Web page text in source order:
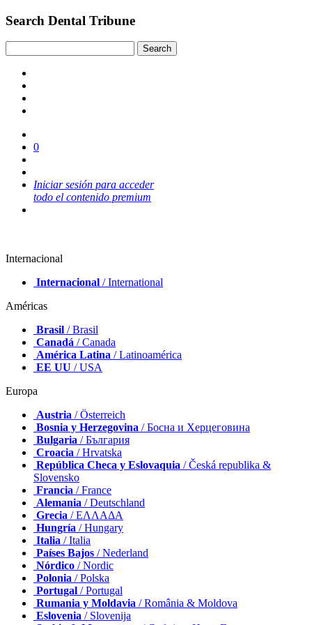
Search Dental Tribune
0
Iniciar sesión para acceder
todo el contenido premium
Internacional
Internacional / International
Américas
Brasil / Brasil
Canadá / Canada
América Latina / Latinoamérica
EE UU / USA
Europa
Austria / Österreich
Bosnia y Herzegovina / Босна и Херцеговина
Bulgaria / България
Croacia / Hrvatska
República Checa y Eslovaquia / Česká republika &
Slovensko
Francia / France
Alemania / Deutschland
Grecia / ΕΛΛΑΔΑ
Hungría / Hungary
Italia / Italia
Países Bajos / Nederland
Nórdico / Nordic
Polonia / Polska
Portugal / Portugal
Rumania y Moldavia / România & Moldova
Eslovenia / Slovenija